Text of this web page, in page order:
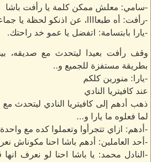
-سامي: معلش ممكن كلمة يا رأفت باشا
-رأفت: أه طبعاااا، عن اذنكو لحظة يا
-يارا بابتسامة: اتفضل يا عمو خد راحتك.
وقف رأفت بعيدا ليتحدث مع صديقه،
بطريقة مستفزة للجميع و..
-يارا: منورين كلكم
عند كافيتريا النادي
ذهب أدهم إلى كافيتريا النادي ليتحدث مع
لما فعلوه ما يارا و...
-أدهم: ازاي تتجرأوا وتعملوا كده مع
-أحد العاملين: أدهم باشا احنا مكوناش
-النادل محمد: يا باشا احنا لو نعرف انها